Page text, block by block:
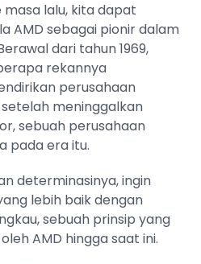
lalu, kita dapat
AMD sebagai pionir dalam
dari tahun 1969,
rekannya
perusahaan
meninggalkan
sebuah perusahaan
pada era itu.
determinasinya, ingin
lebih baik dengan
sebuah prinsip yang
AMD hingga saat ini.